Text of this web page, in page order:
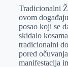
e
b
o
o
k
s
e
n
g
e
Tradicionalni
ovom
posao koji se
skidalo
tradicionalni
pored
manifestacija